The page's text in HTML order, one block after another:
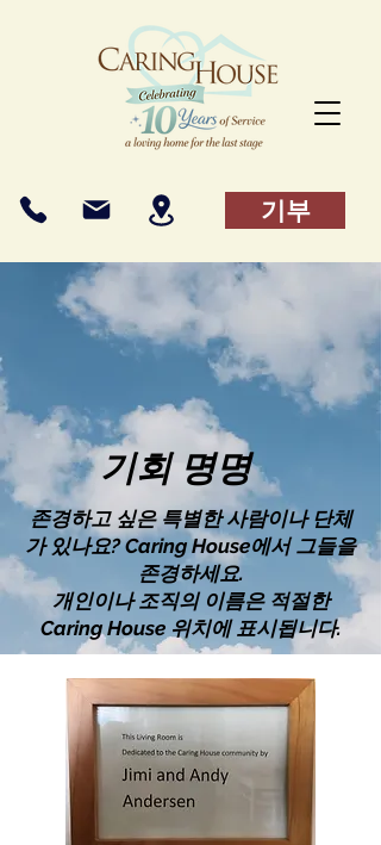
기부
기회 명명
존경하고 싶은 특별한 사람이나 단체
가 있나요? Caring House에서 그들을
존경하세요.
개인이나 조직의 이름은 적절한
Caring House 위치에 표시됩니다.